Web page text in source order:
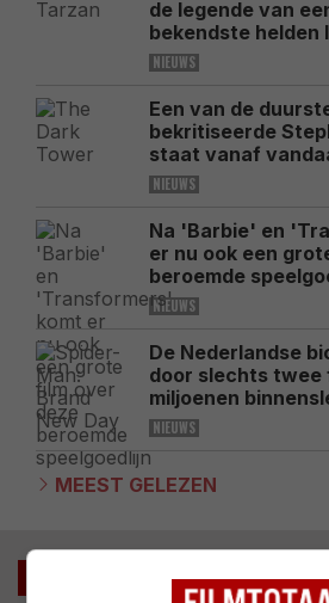
de legende van
bekendste helden
NIEUWS
Een van de
bekritiseerde
staat vanaf
NIEUWS
Na 'Barbie' en
er nu ook een
beroemde
NIEUWS
De Nederlandse
door slechts twee
miljoenen
NIEUWS
MEEST GELEZEN